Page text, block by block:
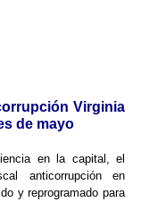
Virginia
de mayo
en la capital, el
anticorrupción en
y reprogramado para